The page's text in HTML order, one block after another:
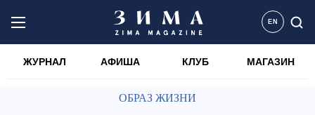
EN
ЖУРНАЛ АФИША КЛУБ МАГАЗИН
ОБРАЗ ЖИЗНИ